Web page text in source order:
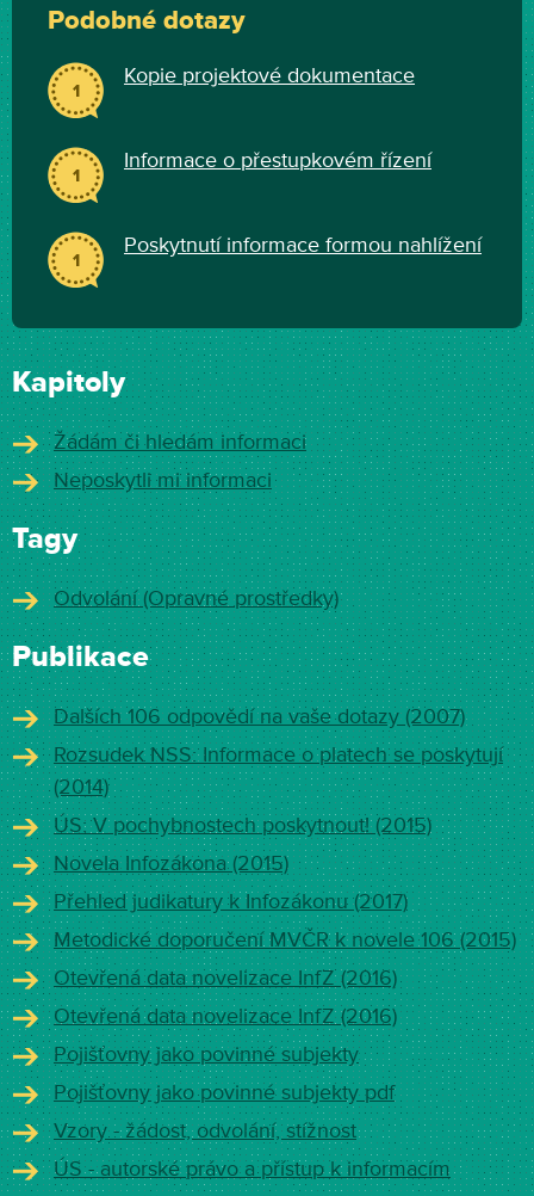
Podobné dotazy
1
Kopie projektové dokumentace
1
Informace o přestupkovém řízení
1
Poskytnutí informace formou nahlížení
Kapitoly
Žádám či hledám informaci
Neposkytli mi informaci
Tagy
Odvolání (Opravné prostředky)
Publikace
Dalších 106 odpovědí na vaše dotazy (2007)
Rozsudek NSS: Informace o platech se poskytují
(2014)
ÚS: V pochybnostech poskytnout! (2015)
Novela Infozákona (2015)
Přehled judikatury k Infozákonu (2017)
Metodické doporučení MVČR k novele 106 (2015)
Otevřená data novelizace InfZ (2016)
Otevřená data novelizace InfZ (2016)
Pojišťovny jako povinné subjekty
Pojišťovny jako povinné subjekty pdf
Vzory - žádost, odvolání, stížnost
ÚS - autorské právo a přístup k informacím